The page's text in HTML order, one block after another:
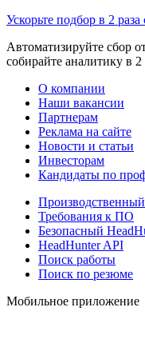
Ускорьте подбор в 2 раза
Автоматизируйте сбор
собирайте аналитику в 2
О компании
Наши вакансии
Партнерам
Реклама на сайте
Новости и статьи
Инвесторам
Кандидаты по
Требования к ПО
Безопасный
HeadHunter API
Поиск работы
Поиск по резюме
Мобильное приложение